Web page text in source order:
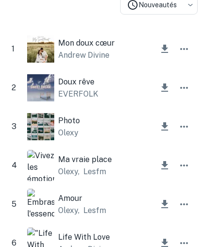
Nouveautés
1
Mon doux cœur
Andrew Divine
2
Doux rêve
EVERFOLK
3
Photo
Olexy
4
Ma vraie place
Olexy, Lesfm
5
Amour
Olexy, Lesfm
6
Life With Love